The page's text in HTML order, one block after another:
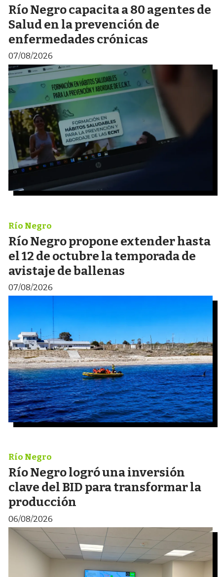
Río Negro capacita a 80 agentes de
Salud en la prevención de
enfermedades crónicas
07/08/2026
Río Negro propone extender hasta
el 12 de octubre la temporada de
avistaje de ballenas
Río Negro
07/08/2026
Río Negro logró una inversión
clave del BID para transformar la
producción
Río Negro
06/08/2026